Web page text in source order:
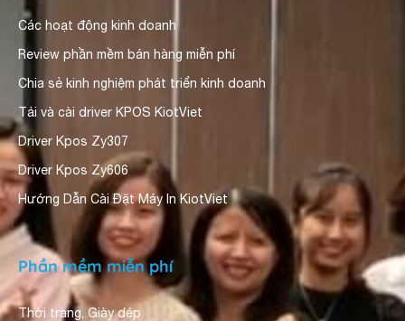
Các hoạt động kinh doanh
Review phần mềm bán hàng miễn phí
Chia sẻ kinh nghiệm phát triển kinh doanh
Tải và cài driver KPOS KiotViet
Driver Kpos Zy307
Driver Kpos Zy606
Hướng Dẫn Cài Đặt Máy In KiotViet
Phần mềm miễn phí
Thời trang, Giày dép